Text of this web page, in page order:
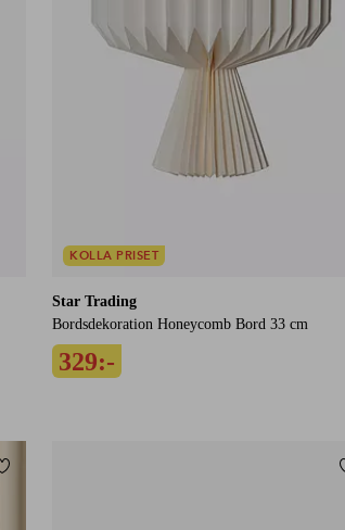
Star Trading
Bordsdekoration Honeycomb Bord 33 cm
329:-
KOLLA PRISET
Lägg till i favoriter